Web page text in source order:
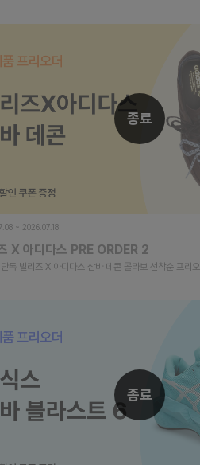
종료
~ 2026.07.18
X 아디다스 PRE ORDER 2
독 빌리즈 X 아디다스 삼바 데콘 콜라보 선착순 프리오
종료